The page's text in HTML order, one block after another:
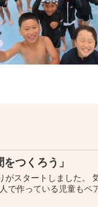
つくろう」
がスタートしました。
で作っている児童もペ